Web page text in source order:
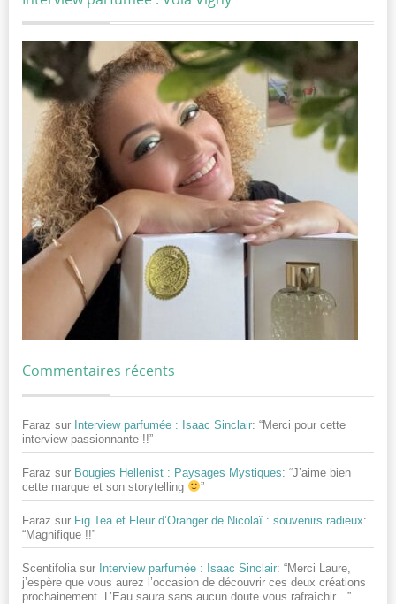
Commentaires récents
Faraz sur Interview parfumée : Isaac Sinclair: “Merci pour cette
interview passionnante !!”
Faraz sur Bougies Hellenist : Paysages Mystiques: “J’aime bien
cette marque et son storytelling
”
Faraz sur Fig Tea et Fleur d’Oranger de Nicolaï : souvenirs radieux:
“Magnifique !!”
Scentifolia sur Interview parfumée : Isaac Sinclair: “Merci Laure,
j’espère que vous aurez l’occasion de découvrir ces deux créations
prochainement. L’Eau saura sans aucun doute vous rafraîchir… ”